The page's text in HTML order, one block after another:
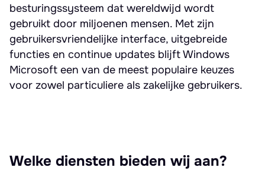
besturingssysteem dat wereldwijd wordt
gebruikt door miljoenen mensen. Met zijn
gebruikersvriendelijke interface, uitgebreide
functies en continue updates blijft Windows
Microsoft een van de meest populaire keuzes
voor zowel particuliere als zakelijke gebruikers.
Welke diensten bieden wij aan?